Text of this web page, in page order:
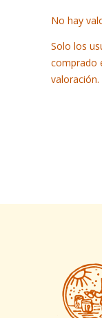
No hay
Solo los
comprado
valoración.